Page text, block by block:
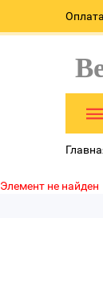
Оплата
Элемент не найден